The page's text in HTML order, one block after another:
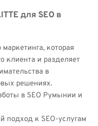
для SEO в
которая
клиента и разделяет
в
решениях.
в SEO Румынии и
подход к SEO-услугам